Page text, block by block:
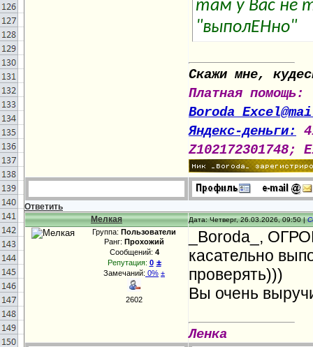
там у Вас не
"выполЕНно"
Скажи мне,
Платная помощь:
Яндекс-деньги:
Z102172301748;
Ответить
Мелкая
Дата: Четверг, 26.03.2026, 09:50 |
Группа: Пользователи
Ранг: Прохожий
Сообщений: 4
Репутация: 0 ±
Замечаний: 0% ±
2602
_Boroda_,
касательно
проверять)))
Вы очень
Ленка